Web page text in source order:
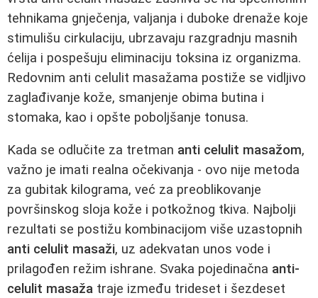
tehnikama gnječenja, valjanja i duboke drenaže koje
stimulišu cirkulaciju, ubrzavaju razgradnju masnih
ćelija i pospešuju eliminaciju toksina iz organizma.
Redovnim anti celulit masažama postiže se vidljivo
zaglađivanje kože, smanjenje obima butina i
stomaka, kao i opšte poboljšanje tonusa.
Kada se odlučite za tretman anti celulit masažom,
važno je imati realna očekivanja - ovo nije metoda
za gubitak kilograma, već za preoblikovanje
površinskog sloja kože i potkožnog tkiva. Najbolji
rezultati se postižu kombinacijom više uzastopnih
anti celulit masaži, uz adekvatan unos vode i
prilagođen režim ishrane. Svaka pojedinačna anti-
celulit masaža traje između trideset i šezdeset